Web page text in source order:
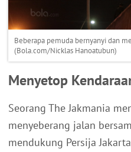
Beberapa pemuda bernyanyi dan
(Bola.com/Nicklas Hanoatubun)
Menyetop
Seorang The Jakmania
menyeberang jalan
mendukung Persija